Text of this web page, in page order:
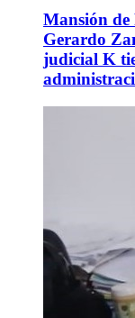
Mansión de
Gerardo
judicial K